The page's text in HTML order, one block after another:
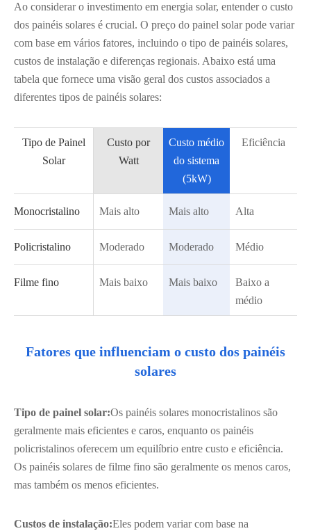
Ao considerar o investimento em energia solar, entender o custo
dos painéis solares é crucial. O preço do painel solar pode variar
com base em vários fatores, incluindo o tipo de painéis solares,
custos de instalação e diferenças regionais. Abaixo está uma
tabela que fornece uma visão geral dos custos associados a
diferentes tipos de painéis solares:
Tipo de Painel
Solar
Custo por
Watt
Custo médio
do sistema
(5kW)
Eficiência
Monocristalino Mais alto Mais alto Alta
Policristalino Moderado Moderado Médio
Filme fino Mais baixo Mais baixo
Baixo a
médio
Fatores que influenciam o custo dos painéis
solares
Tipo de painel solar:Os painéis solares monocristalinos são
geralmente mais eficientes e caros, enquanto os painéis
policristalinos oferecem um equilíbrio entre custo e eficiência.
Os painéis solares de filme fino são geralmente os menos caros,
mas também os menos eficientes.
Custos de instalação:Eles podem variar com base na